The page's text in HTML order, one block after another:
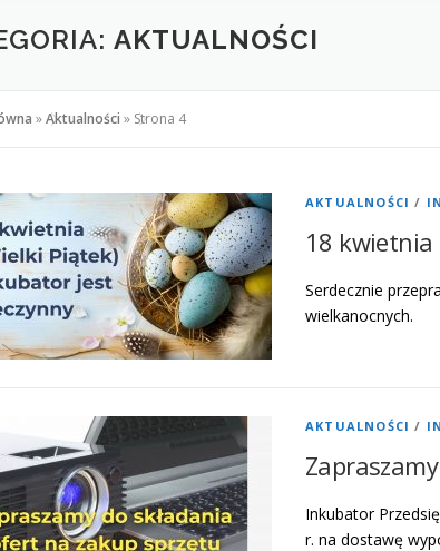
AKTUALNOŚCI
»Aktualności » Strona 4
AKTUALNOŚCI /
18
Serdecznie
wielkanocnych.
AKTUALNOŚCI /
Inkubator
r. na dostawę